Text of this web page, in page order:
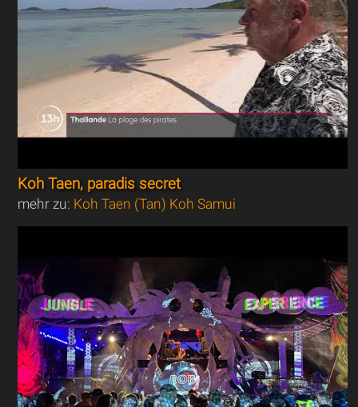
Koh Taen, paradis secret
mehr zu: Koh Taen (Tan) Koh Samui